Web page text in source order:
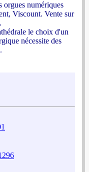
numériques
Viscount. Vente sur
le choix d'un
nécessite des